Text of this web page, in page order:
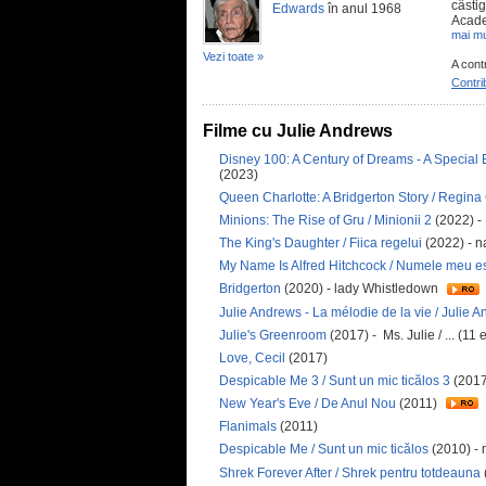
Edwards în anul 1968
Vezi toate »
mai
A
Filme cu Julie Andrews
Disney 100: A Century of Dreams - A
(2023)
Queen Charlotte: A Bridgerton Story /
Minions: The Rise of Gru / Minionii 2 (2022) -
The King's Daughter / Fiica regelui (2022) -
My Name Is Alfred Hitchcock / Numele meu
Bridgerton (2020) - lady Whistledown
Julie Andrews - La mélodie de la vie / Julie
Julie's Greenroom (2017) - Ms. Julie / ... (11
Love, Cecil (2017)
Despicable Me 3 / Sunt un mic ticălos 3
New Year's Eve / De Anul Nou (2011)
Flanimals (2011)
Despicable Me / Sunt un mic ticălos (2010) -
Shrek Forever After / Shrek pentru totdeauna